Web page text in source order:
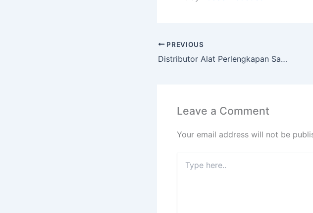
PREVIOUS
Distributor Alat Perlengkapan Safety Equipment
Leave a Comment
Your email address will not be
here..